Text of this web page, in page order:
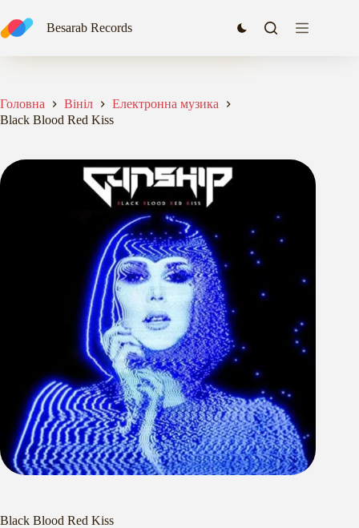
до
вмісту
1276,00₴
Додати в кошик
Besarab Records
Головна Вініл
Електронна музика
Black Blood Red Kiss
Black Blood Red Kiss